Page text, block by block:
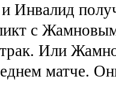
Инвалид
с
Или
матче.